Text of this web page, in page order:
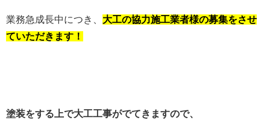
業務急成長中につき、 大工の協力施工業者様の募集をさせ
ていただきます！
塗装をする上で大工工事がでてきますので、